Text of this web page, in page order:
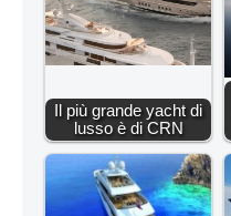
Il più grande yacht di
lusso è di CRN